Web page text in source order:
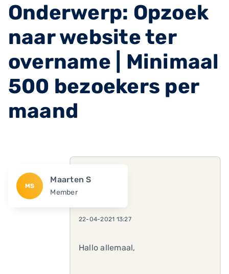
Onderwerp: Opzoek
naar website ter
overname | Minimaal
500 bezoekers per
maand
MS
Maarten S
Member
22-04-2021 13:27
Hallo allemaal,